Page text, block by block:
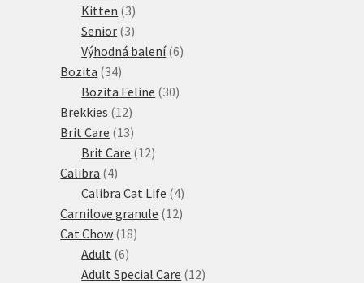
produktů
Kitten 33
produkty
Senior 33
produkty
Výhodná balení 66
Bozita 3434
produktů
Bozita Feline 3030
Brekkies 1212
produktů
Brit Care 1313
produktů
Brit Care 1212
Calibra 44
produkty
Calibra Cat Life 44
produkty
Carnilove granule 1212
Cat Chow 1818
Adult 66
produktů
Adult Special Care 1212